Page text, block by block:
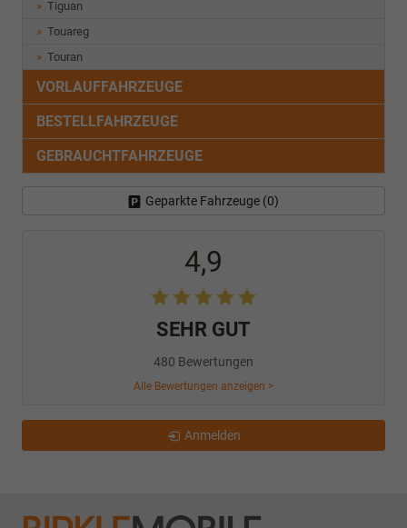
Tiguan
Touareg
Touran
VORLAUFFAHRZEUGE
BESTELLFAHRZEUGE
GEBRAUCHTFAHRZEUGE
Geparkte Fahrzeuge (0)
4,9
SEHR GUT
480 Bewertungen
Alle Bewertungen anzeigen >
Anmelden